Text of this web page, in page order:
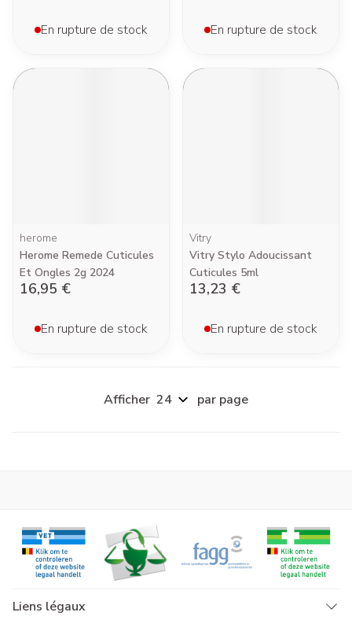
En rupture de stock En rupture de stock
herome
Herome Remede Cuticules
Et Ongles 2g 2024
16,95 €
En rupture de stock
Vitry
Vitry Stylo Adoucissant
Cuticules 5ml
13,23 €
En rupture de stock
Afficher par page
Liens légaux